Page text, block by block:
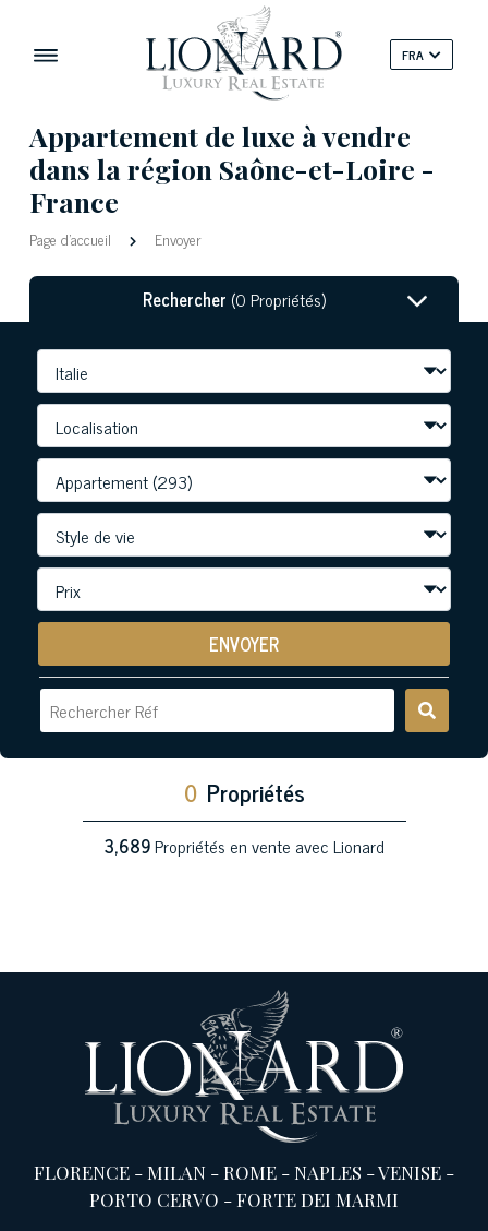
FRA
Appartement de luxe à vendre
dans la région Saône-et-Loire -
France
Page d'accueil Envoyer
Rechercher (0 Propriétés)
ENVOYER
0 Propriétés
3,689Propriétés en vente avec Lionard
FLORENCE -MILAN -ROME -NAPLES -VENISE -
PORTO CERVO -FORTE DEI MARMI